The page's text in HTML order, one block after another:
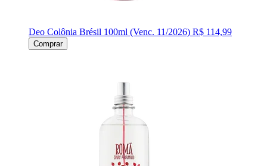
Deo Colônia Brésil 100ml (Venc. 11/2026) R$ 114,99
Comprar